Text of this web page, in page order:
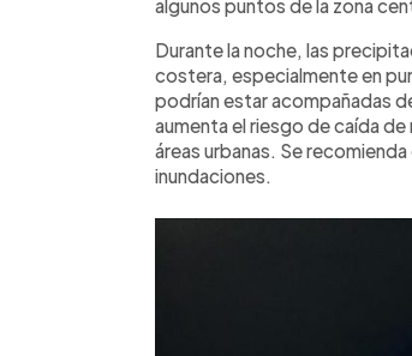
algunos puntos de la zona
Durante la noche, las
costera, especialmente en
podrían estar acompañadas
aumenta el riesgo de caída
áreas urbanas. Se
inundaciones.